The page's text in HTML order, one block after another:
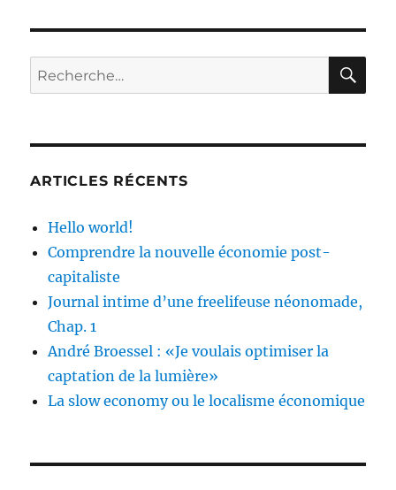
armée
l’ombre
Recherche
pour :
ARTICLES RÉCENTS
Hello world!
Comprendre la nouvelle économie post-
capitaliste
Journal intime d’une freelifeuse néonomade,
Chap. 1
André Broessel : «Je voulais optimiser la
captation de la lumière»
La slow economy ou le localisme économique